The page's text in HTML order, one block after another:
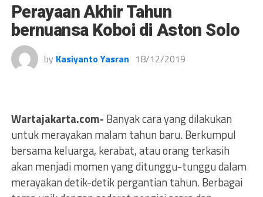
Perayaan Akhir Tahun
bernuansa Koboi di Aston Solo
by Kasiyanto Yasran 18/12/2019
Wartajakarta.com- Banyak cara yang dilakukan
untuk merayakan malam tahun baru. Berkumpul
bersama keluarga, kerabat, atau orang terkasih
akan menjadi momen yang ditunggu-tunggu dalam
merayakan detik-detik pergantian tahun. Berbagai